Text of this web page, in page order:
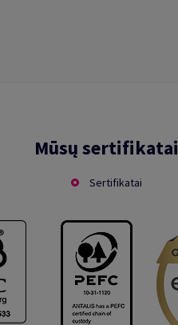
Mūsų sertifikatai
Sertifikatai